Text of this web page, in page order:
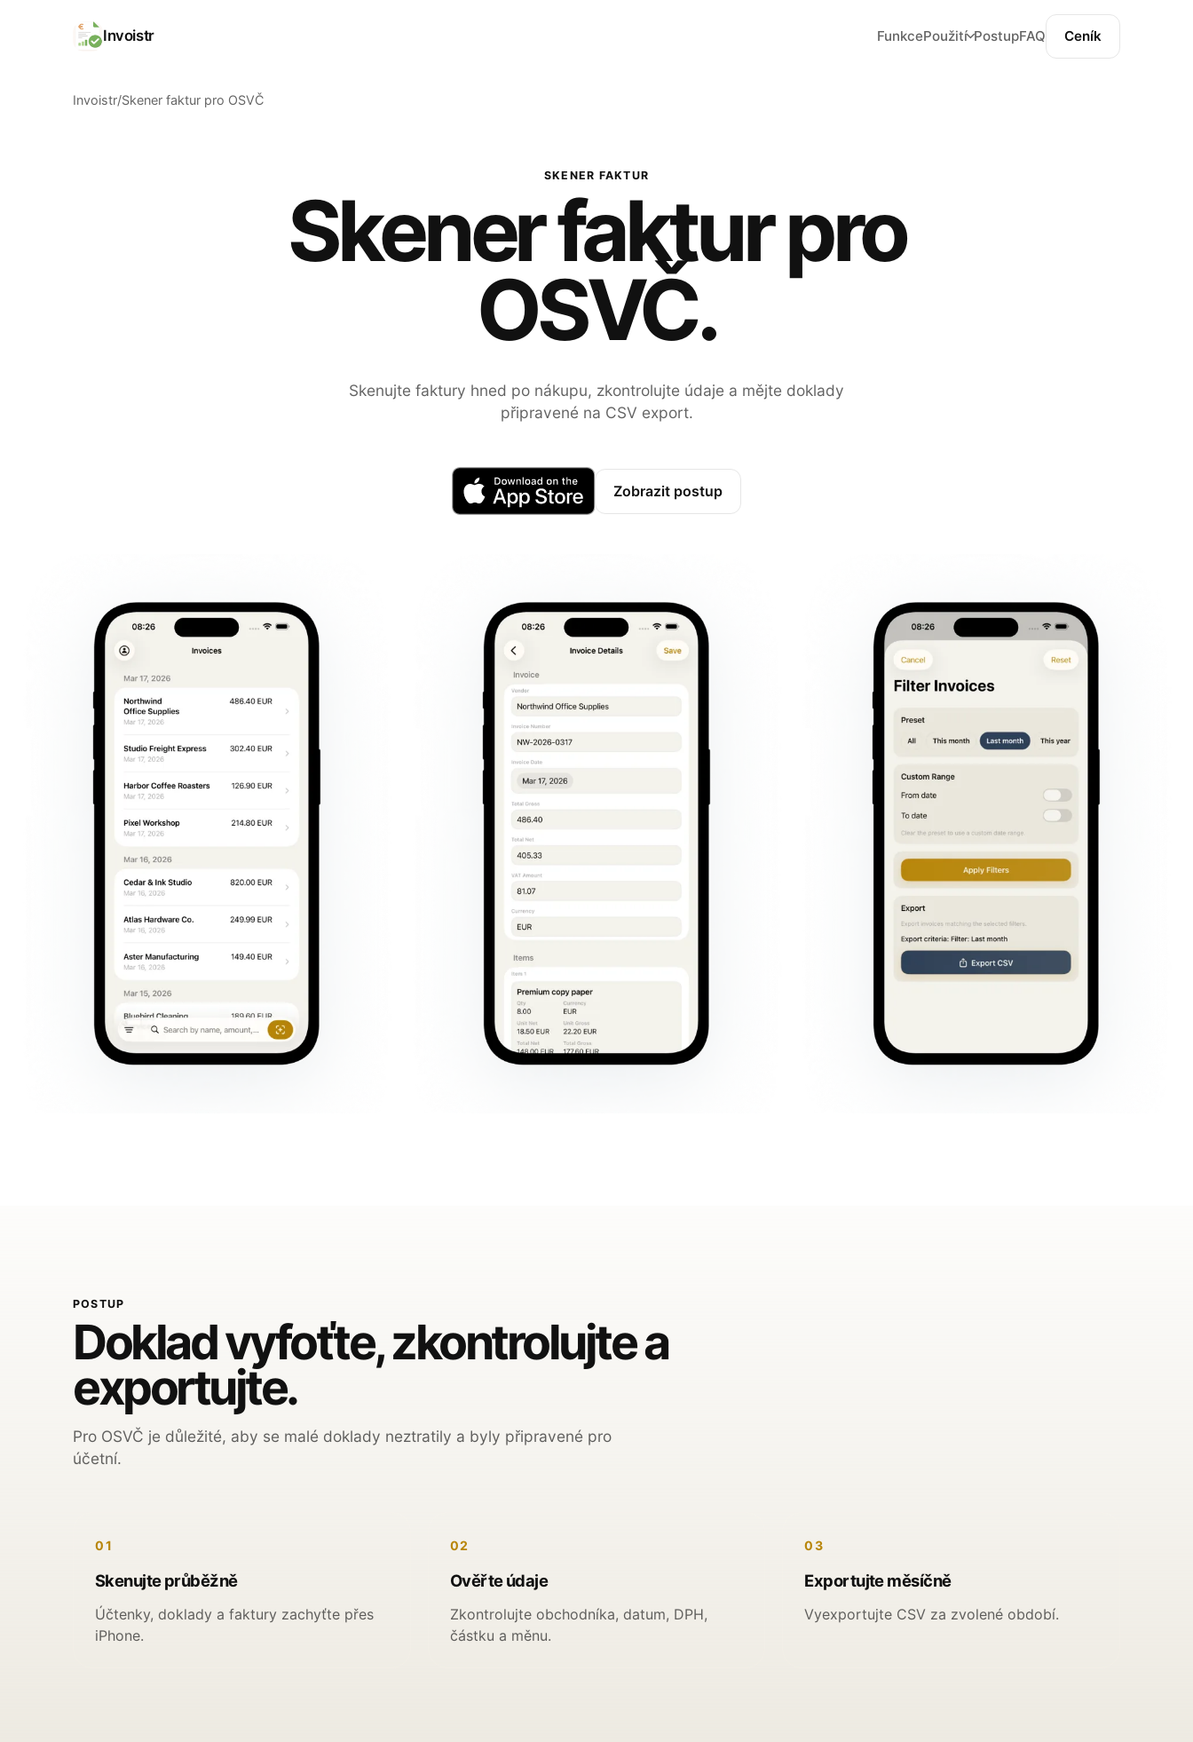
Invoistr FunkcePoužití PostupFAQ Ceník
Invoistr Skener faktur pro OSVČ
SKENER FAKTUR
Skener faktur pro
OSVČ.
Skenujte faktury hned po nákupu, zkontrolujte údaje a mějte doklady
připravené na CSV export.
Zobrazit postup
POSTUP
Doklad vyfoťte, zkontrolujte a
exportujte.
Pro OSVČ je důležité, aby se malé doklady neztratily a byly připravené pro
účetní.
01
Skenujte průběžně
Účtenky, doklady a faktury zachyťte přes
iPhone.
02
Ověřte údaje
Zkontrolujte obchodníka, datum, DPH,
částku a měnu.
03
Exportujte měsíčně
Vyexportujte CSV za zvolené období.